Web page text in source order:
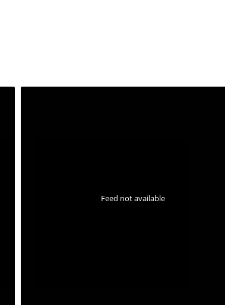
Feed not available